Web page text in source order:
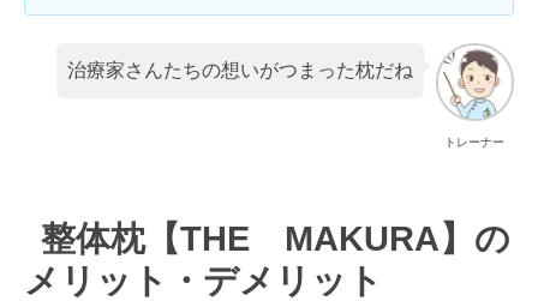
トレーナー
治療家さんたちの想いがつまった枕だね
整体枕【THE MAKURA】の
メリット・デメリット